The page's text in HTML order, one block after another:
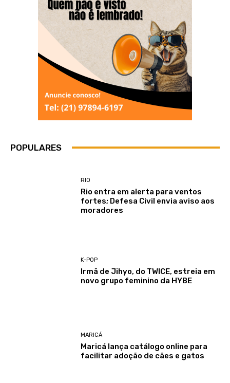
POPULARES
RIO
Rio entra em alerta para ventos
fortes; Defesa Civil envia aviso aos
moradores
K-POP
Irmã de Jihyo, do TWICE, estreia em
novo grupo feminino da HYBE
MARICÁ
Maricá lança catálogo online para
facilitar adoção de cães e gatos